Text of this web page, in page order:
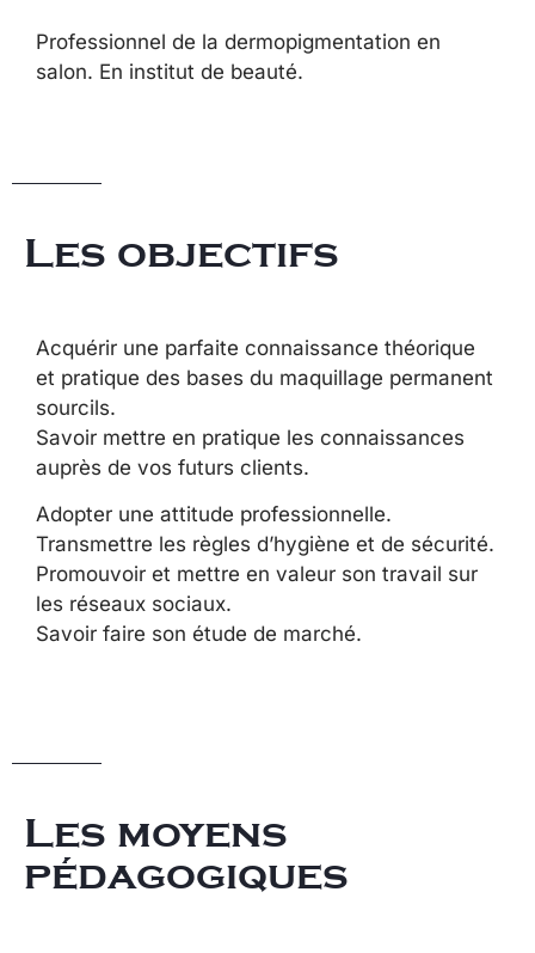
Professionnel de la dermopigmentation en
salon. En institut de beauté.
Les objectifs
Acquérir une parfaite connaissance théorique
et pratique des bases du maquillage permanent
sourcils.
Savoir mettre en pratique les connaissances
auprès de vos futurs clients.
Adopter une attitude professionnelle.
Transmettre les règles d’hygiène et de sécurité.
Promouvoir et mettre en valeur son travail sur
les réseaux sociaux.
Savoir faire son étude de marché.
Les moyens
pédagogiques